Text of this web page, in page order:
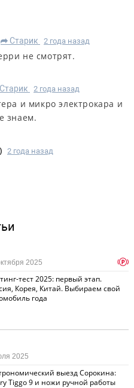
R Старик 2 года назад
не смотрят.
Старик 2 года назад
и микро электрокара и
знаем.
) 2 года назад
тест 2025: первый этап.
Корея, Китай. Выбираем свой
года
2025 p
выезд Сорокина:
Tiggo 9 и ножи ручной работы
2025